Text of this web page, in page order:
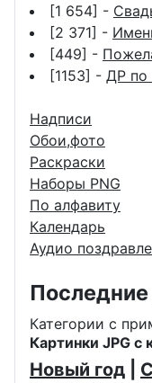
[1 654] -
[2 371] -
[449] -
[1153] - ДР по
Надписи
Обои,фото
Раскраски
Наборы PNG
По алфавиту
Календарь
Аудио
Категории с
Картинки JPG с
Новый год